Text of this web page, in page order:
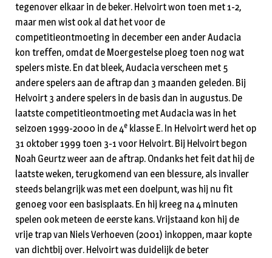
tegenover elkaar in de beker. Helvoirt won toen met 1-2,
maar men wist ook al dat het voor de
competitieontmoeting in december een ander Audacia
kon treffen, omdat de Moergestelse ploeg toen nog wat
spelers miste. En dat bleek, Audacia verscheen met 5
andere spelers aan de aftrap dan 3 maanden geleden. Bij
Helvoirt 3 andere spelers in de basis dan in augustus. De
laatste competitieontmoeting met Audacia was in het
seizoen 1999-2000 in de 4e klasse E. In Helvoirt werd het op
31 oktober 1999 toen 3-1 voor Helvoirt. Bij Helvoirt begon
Noah Geurtz weer aan de aftrap. Ondanks het feit dat hij de
laatste weken, terugkomend van een blessure, als invaller
steeds belangrijk was met een doelpunt, was hij nu fit
genoeg voor een basisplaats. En hij kreeg na 4 minuten
spelen ook meteen de eerste kans. Vrijstaand kon hij de
vrije trap van Niels Verhoeven (2001) inkoppen, maar kopte
van dichtbij over. Helvoirt was duidelijk de beter